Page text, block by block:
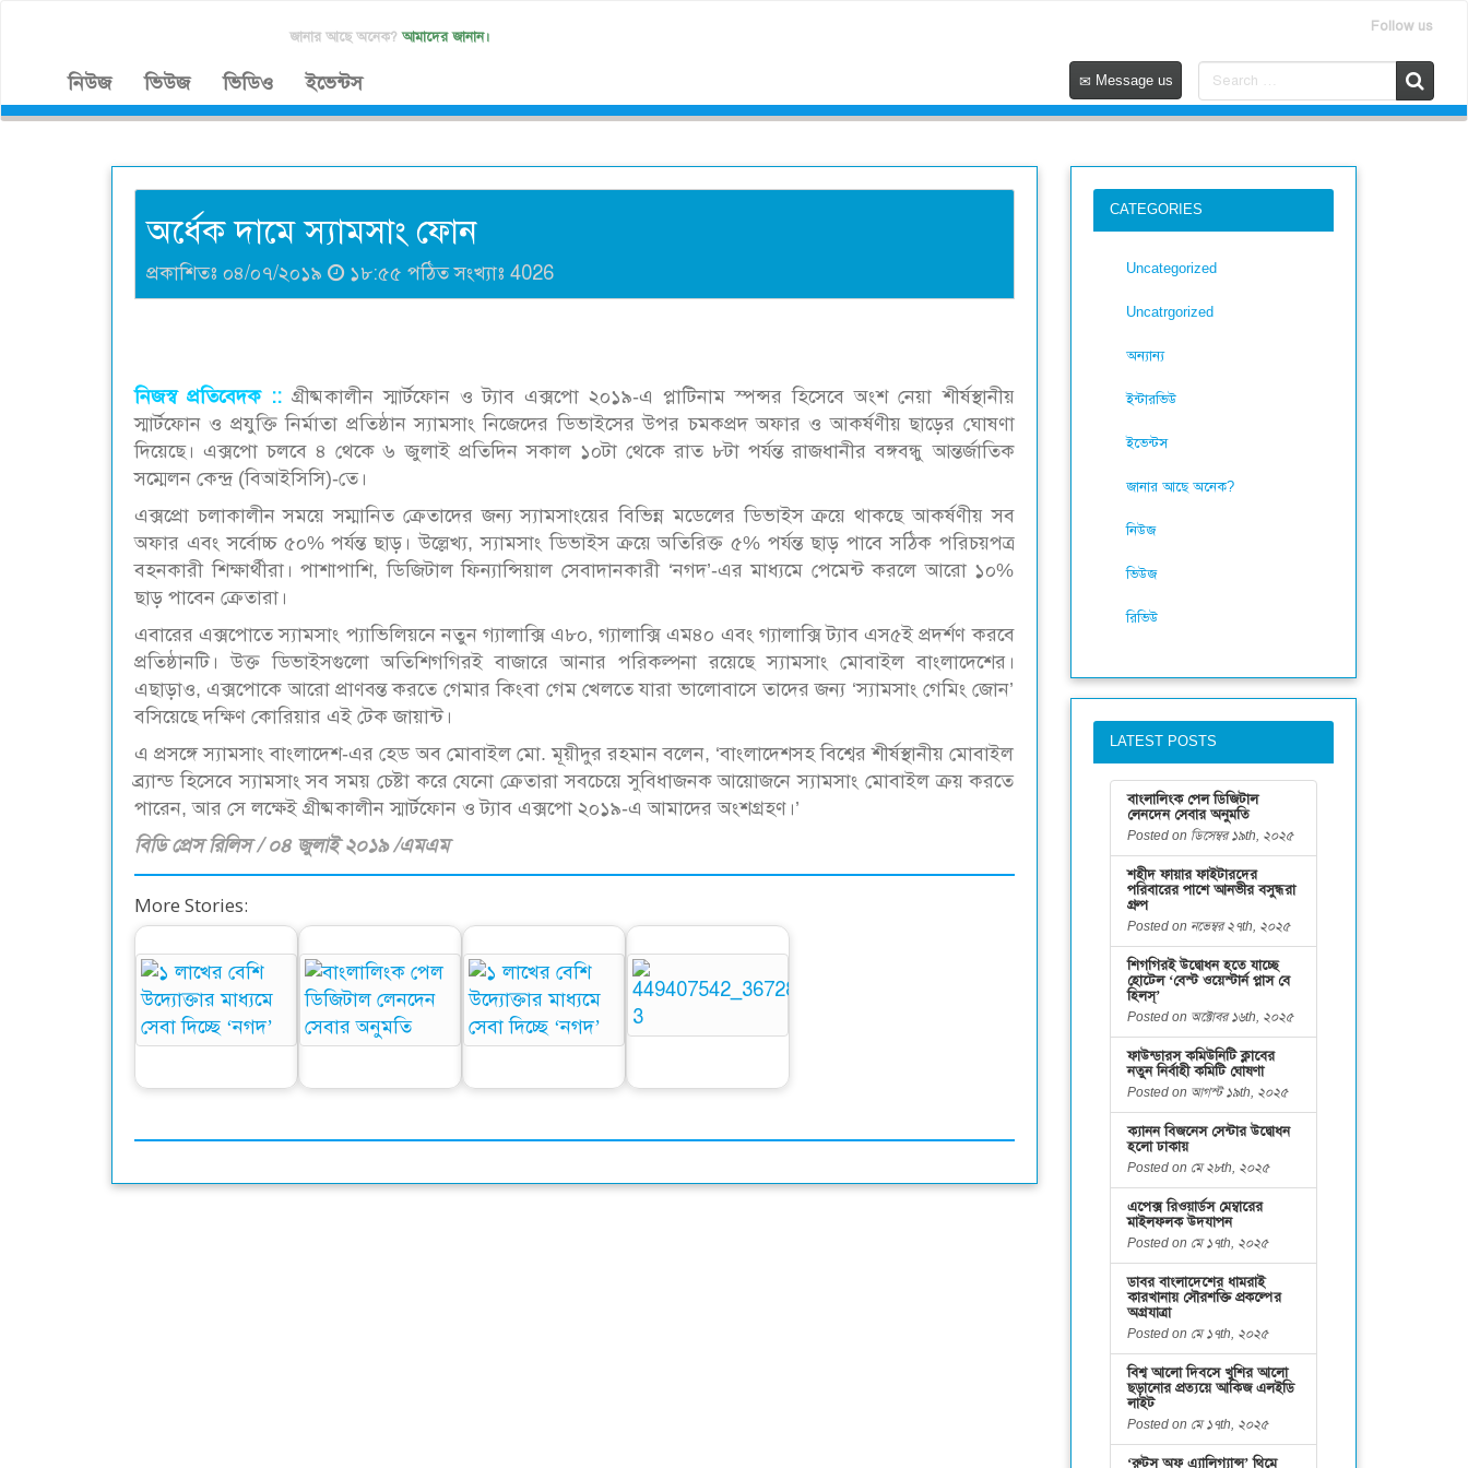
জানার আছে অনেক? আমাদের জানান।
Follow us
নিউজ ভিউজ ভিডিও ইভেন্টস Message us
অর্ধেক দামে স্যামসাং ফোন
প্রকাশিতঃ ০৪/০৭/২০১৯ ১৮:৫৫ পঠিত সংখ্যাঃ 4026
নিজস্ব প্রতিবেদক :: গ্রীষ্মকালীন স্মার্টফোন ও ট্যাব এক্সপো ২০১৯-এ প্লাটিনাম স্পন্সর হিসেবে অংশ নেয়া শীর্ষস্থানীয়
স্মার্টফোন ও প্রযুক্তি নির্মাতা প্রতিষ্ঠান স্যামসাং নিজেদের ডিভাইসের উপর চমকপ্রদ অফার ও আকর্ষণীয় ছাড়ের ঘোষণা
দিয়েছে। এক্সপো চলবে ৪ থেকে ৬ জুলাই প্রতিদিন সকাল ১০টা থেকে রাত ৮টা পর্যন্ত রাজধানীর বঙ্গবন্ধু আন্তর্জাতিক
সম্মেলন কেন্দ্র (বিআইসিসি)-তে।
এক্সপ্রো চলাকালীন সময়ে সম্মানিত ক্রেতাদের জন্য স্যামসাংয়ের বিভিন্ন মডেলের ডিভাইস ক্রয়ে থাকছে আকর্ষণীয় সব
অফার এবং সর্বোচ্চ ৫০% পর্যন্ত ছাড়। উল্লেখ্য, স্যামসাং ডিভাইস ক্রয়ে অতিরিক্ত ৫% পর্যন্ত ছাড় পাবে সঠিক পরিচয়পত্র
বহনকারী শিক্ষার্থীরা। পাশাপাশি, ডিজিটাল ফিন্যান্সিয়াল সেবাদানকারী ‘নগদ’-এর মাধ্যমে পেমেন্ট করলে আরো ১০%
ছাড় পাবেন ক্রেতারা।
এবারের এক্সপোতে স্যামসাং প্যাভিলিয়নে নতুন গ্যালাক্সি এ৮০, গ্যালাক্সি এম৪০ এবং গ্যালাক্সি ট্যাব এস৫ই প্রদর্শণ করবে
প্রতিষ্ঠানটি। উক্ত ডিভাইসগুলো অতিশিগগিরই বাজারে আনার পরিকল্পনা রয়েছে স্যামসাং মোবাইল বাংলাদেশের।
এছাড়াও, এক্সপোকে আরো প্রাণবন্ত করতে গেমার কিংবা গেম খেলতে যারা ভালোবাসে তাদের জন্য ‘স্যামসাং গেমিং জোন’
বসিয়েছে দক্ষিণ কোরিয়ার এই টেক জায়ান্ট।
এ প্রসঙ্গে স্যামসাং বাংলাদেশ-এর হেড অব মোবাইল মো. মূয়ীদুর রহমান বলেন, ‘বাংলাদেশসহ বিশ্বের শীর্ষস্থানীয় মোবাইল
ব্র্যান্ড হিসেবে স্যামসাং সব সময় চেষ্টা করে যেনো ক্রেতারা সবচেয়ে সুবিধাজনক আয়োজনে স্যামসাং মোবাইল ক্রয় করতে
পারেন, আর সে লক্ষেই গ্রীষ্মকালীন স্মার্টফোন ও ট্যাব এক্সপো ২০১৯-এ আমাদের অংশগ্রহণ।’
বিডি প্রেস রিলিস / ০৪ জুলাই ২০১৯ /এমএম
More Stories:
আর্থিক খাত অস্থিতিশীল
বাংলালিংক পেল
অনার ২০০ এবং ২০০
CATEGORIES
Uncategorized
Uncatrgorized
অন্যান্য
ইন্টারভিউ
ইভেন্টস
জানার আছে অনেক?
নিউজ
ভিউজ
রিভিউ
LATEST POSTS
বাংলালিংক পেল ডিজিটাল
লেনদেন সেবার অনুমতি
Posted on ডিসেম্বর ১৯th, ২০২৫
শহীদ ফায়ার ফাইটারদের
পরিবারের পাশে আনভীর বসুন্ধরা
গ্রুপ
Posted on নভেম্বর ২৭th, ২০২৫
শিগগিরই উদ্বোধন হতে যাচ্ছে
হোটেল ‘বেস্ট ওয়েস্টার্ন প্লাস বে
হিলস্’
Posted on অক্টোবর ১৬th, ২০২৫
ফাউন্ডারস কমিউনিটি ক্লাবের
নতুন নির্বাহী কমিটি ঘোষণা
Posted on আগস্ট ১৯th, ২০২৫
ক্যানন বিজনেস সেন্টার উদ্বোধন
হলো ঢাকায়
Posted on মে ২৮th, ২০২৫
এপেক্স রিওয়ার্ডস মেম্বারের
মাইলফলক উদযাপন
Posted on মে ১৭th, ২০২৫
ডাবর বাংলাদেশের ধামরাই
কারখানায় সৌরশক্তি প্রকল্পের
অগ্রযাত্রা
Posted on মে ১৭th, ২০২৫
বিশ্ব আলো দিবসে খুশির আলো
ছড়ানোর প্রত্যয়ে আকিজ এলইডি
লাইট
Posted on মে ১৭th, ২০২৫
‘রুটস অফ এ্যালিগ্যান্স’ থিমে